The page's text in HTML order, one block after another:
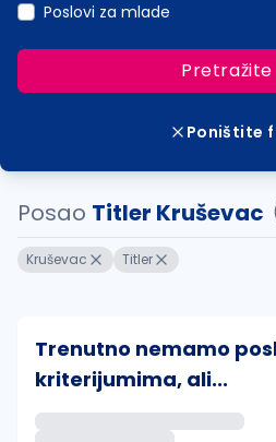
Poslovi za mlade
Pretražite
Poništite
Posao Titler Kruševac
Kruševac Titler
Trenutno nemamo
kriterijumima, ali...